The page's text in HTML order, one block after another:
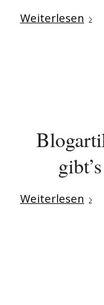
Weiterlesen
Weiterlesen